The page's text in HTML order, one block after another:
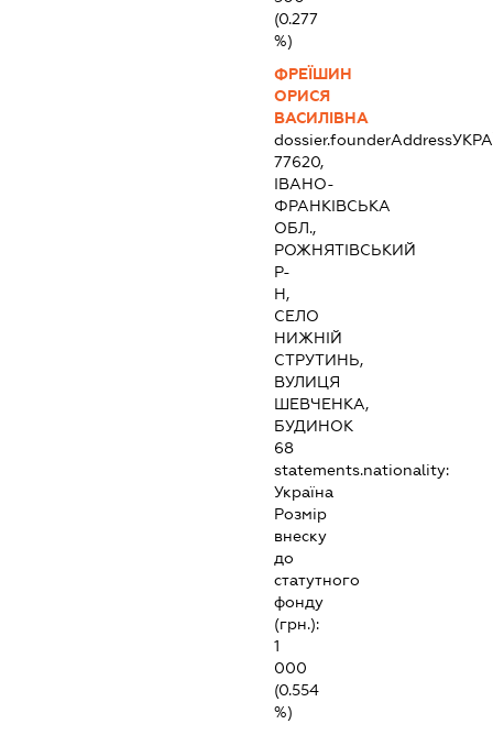
(0.277
%)
ФРЕЇШИН
ОРИСЯ
ВАСИЛІВНА
dossier.founderAddress
77620,
ІВАНО-
ФРАНКІВСЬКА
ОБЛ.,
РОЖНЯТІВСЬКИЙ
Р-
Н,
СЕЛО
НИЖНІЙ
СТРУТИНЬ,
ВУЛИЦЯ
ШЕВЧЕНКА,
БУДИНОК
68
statements.nationality:
Україна
Розмір
внеску
до
статутного
фонду
(грн.):
1
000
(0.554
%)